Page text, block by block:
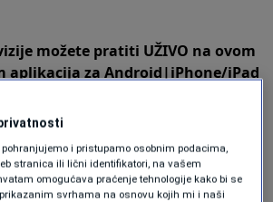
možete pratiti UŽIVO na ovom
aplikacija za Android|iPhone/iPad
što je ova?
pohranjujemo i pristupamo osobnim podacima,
stranica ili lični identifikatori, na vašem
omogućava praćenje tehnologije kako bi se
svrhama na osnovu kojih mi i naši